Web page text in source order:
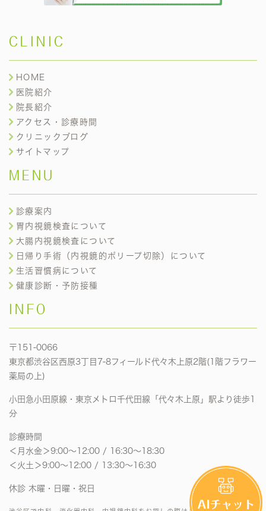
CLINIC
HOME
医院紹介
院長紹介
アクセス・診療時間
クリニックブログ
サイトマップ
MENU
診療案内
胃内視鏡検査について
大腸内視鏡検査について
日帰り手術（内視鏡的ポリープ切除）について
生活習慣病について
健康診断・予防接種
INFO
〒151-0066
東京都渋谷区西原3丁目7-8フィールド代々木上原2階(1階フラワー
薬局の上)
小田急小田原線・東京メトロ千代田線「代々木上原」駅より徒歩1
分
診療時間
＜月水金＞9:00〜12:00 / 16:30〜18:30
＜火土＞9:00〜12:00 / 13:30〜16:30
休診 木曜・日曜・祝日